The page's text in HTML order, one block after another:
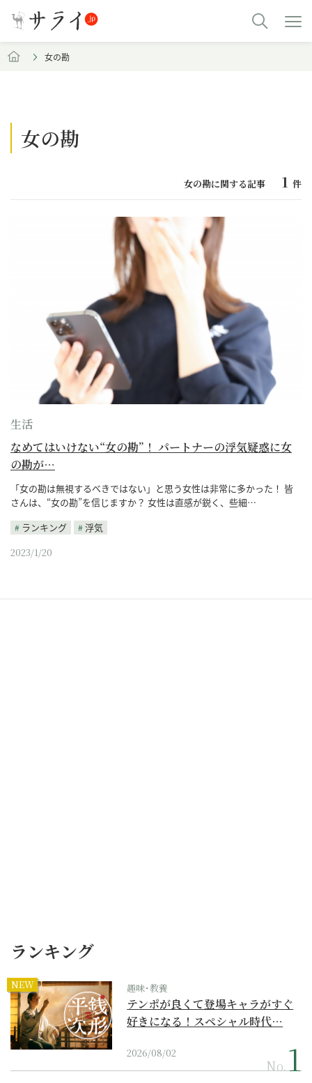
女の勘
女の勘
女の勘に関する記事 1 件
生活
なめてはいけない“女の勘”！ パートナーの浮気疑惑に女
の勘が…
「女の勘は無視するべきではない」と思う女性は非常に多かった！ 皆
さんは、“女の勘”を信じますか？ 女性は直感が鋭く、些細…
ランキング
浮気
2023/1/20
ランキング
NEW 趣味･教養
テンポが良くて登場キャラがすぐ
好きになる！スペシャル時代…
2026/08/02
No.